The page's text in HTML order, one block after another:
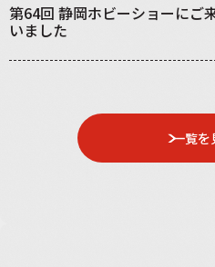
第64回 静岡ホビーショーにご
いました
一覧を